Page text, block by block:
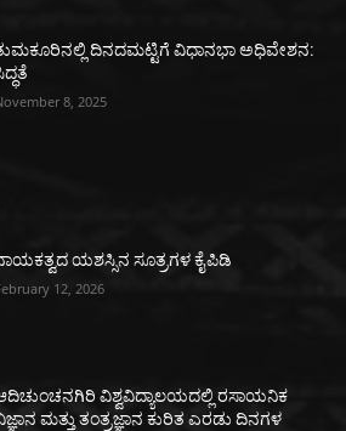
ದಿನದಮಟ್ಟಿಗೆ ವಿಧಾನಭಾ ಅಧಿವೇಶನ:
8, 2025
ಯಶಸ್ಸಿನ ಸೂತ್ರಗಳ ಕೈಪಿಡಿ
12, 2026
ವಿಶ್ವವಿದ್ಯಾಲಯದಲ್ಲಿ ರಸಾಯನಿಕ
ಮತ್ತು ತಂತ್ರಜ್ಞಾನ ಕುರಿತ ಎರಡು ದಿನಗಳ